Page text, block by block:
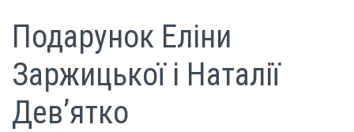
Подарунок Еліни
Заржицької і Наталії
Дев’ятко